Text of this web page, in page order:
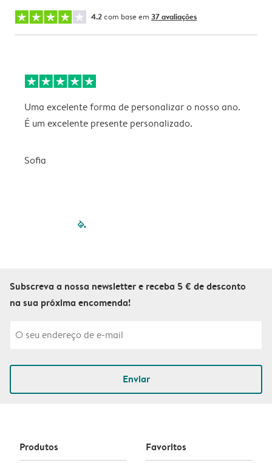
4.2com base em 37 avaliações
Uma excelente forma de personalizar o nosso ano.
É um excelente presente personalizado.
Sofia
filled-pagination
Subscreva a nossa newsletter e receba 5 € de desconto
na sua próxima encomenda!
Enviar
Produtos Favoritos